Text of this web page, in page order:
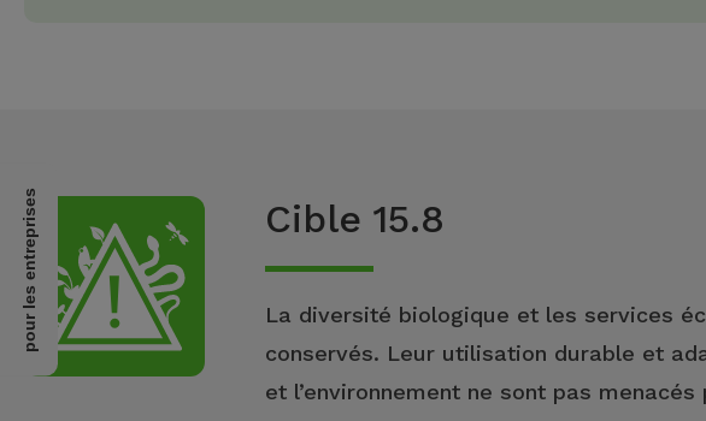
Cible 15.8
La diversité biologique et les services
conservés. Leur utilisation durable et
et l’environnement ne sont pas
pour les entreprises